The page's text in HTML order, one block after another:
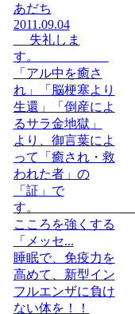
あだち
2011.09.04
失礼しま
す。
「アル中を癒さ
れ」「脳梗塞より
生還」「倒産によ
るサラ金地獄」
より、御言葉によ
って「癒され・救
われた者」の
「証」で
す。
こころを強くする
「メッセ...
睡眠で、免疫力を
高めて、新型イン
フルエンザに負け
ない体を！！